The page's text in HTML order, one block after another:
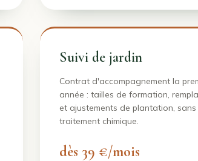
Suivi de jardin
Contrat d'accompagnement la
année : tailles de formation,
et ajustements de plantation, sans
traitement chimique.
dès 39 €/mois